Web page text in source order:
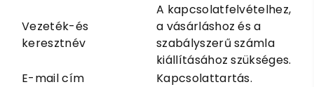
Vezeték-és
keresztnév
A kapcsolatfelvételhez,
a vásárláshoz és a
szabályszerű számla
kiállításához szükséges.
E-mail cím
Kapcsolattartás.